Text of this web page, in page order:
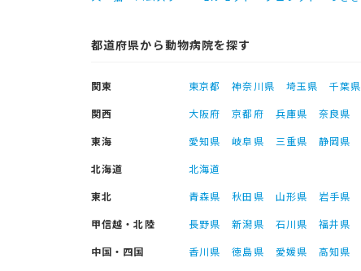
都道府県から動物病院を探す
関東 東京都 神奈川県 埼玉県 千葉県
関西
大阪府 京都府 兵庫県 奈良県
東海
愛知県 岐阜県 三重県
静岡県
北海道
北海道
東北
青森県 秋田県 山形県 岩手県
甲信越・北陸
長野県 新潟県 石川県 福井県
中国・四国
香川県 徳島県 愛媛県 高知県